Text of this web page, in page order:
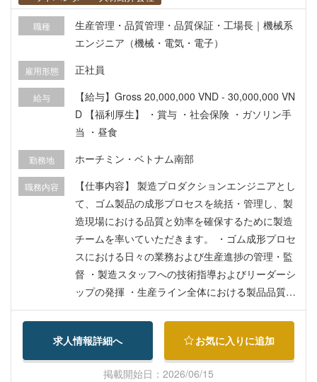
職種
生産管理・品質管理・品質保証・工場長｜機械系
エンジニア（機械・電気・電子）
雇用形態 正社員
給与
【給与】Gross 20,000,000 VND - 30,000,000 VN
D 【福利厚生】 ・賞与 ・社会保険 ・ガソリン手
当 ・昼食
勤務地 ホーチミン・ベトナム南部
職務内容
【仕事内容】 製造プロダクションエンジニアとし
て、ゴム製品の成形プロセスを統括・管理し、製
造現場における品質と効率を確保するために製造
チームを率いていただきます。 ・ゴム成形プロセ
スにおける日々の業務および生産進捗の管理・監
督 ・製造スタッフへの技術指導およびリーダーシ
ップの発揮 ・生産ライン全体における製品品質の
監視、および継続的改善活動への参加 ・製造設
備・機械のトラブルシューティング、修理、メン
テナンス ・生産設備の定期点検および予防保全の
実施
求人情報詳細へ お気に入りに追加
掲載開始日：2026/06/15